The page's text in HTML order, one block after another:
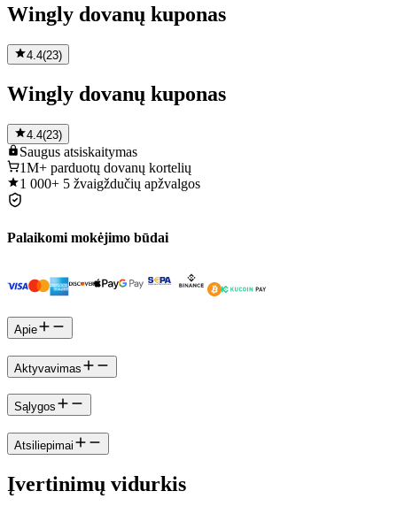
Wingly dovanų kuponas
4.4(23)
Wingly dovanų kuponas
4.4(23)
Saugus atsiskaitymas
1M+ parduotų dovanų kortelių
1 000+ 5 žvaigždučių apžvalgos
Palaikomi mokėjimo būdai
Apie
Aktyvavimas
Sąlygos
Atsiliepimai
Įvertinimų vidurkis